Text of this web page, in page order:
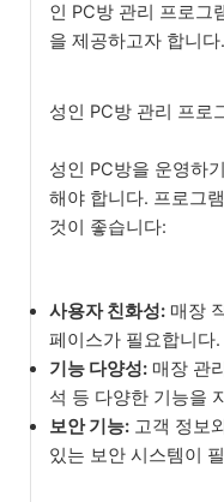
인 PC방 관리 프로그
을 제공하고자 합니다.
성인 PC방 관리 프로
성인 PC방을 운영하
해야 합니다. 프로그
것이 좋습니다:
사용자 친화성: 매장
페이스가 필요합니다.
기능 다양성: 매장 관
석 등 다양한 기능을
보안 기능: 고객 정보
있는 보안 시스템이